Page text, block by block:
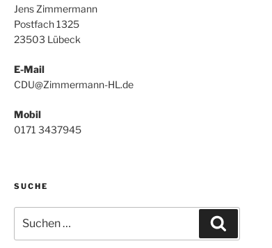
Jens Zimmermann
Postfach 1325
23503 Lübeck
E-Mail
CDU@Zimmermann-HL.de
Mobil
0171 3437945
SUCHE
nach: